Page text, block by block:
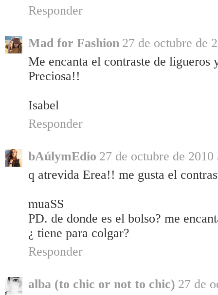
Responder
Mad for Fashion 27 de octubre de
Me encanta el contraste de ligueros
Preciosa!!
Isabel
Responder
bAúlymEdio 27 de octubre de 2010
q atrevida Erea!! me gusta el
muaSS
PD. de donde es el bolso? me
¿ tiene para colgar?
Responder
alba (to chic or not to chic) 27 de